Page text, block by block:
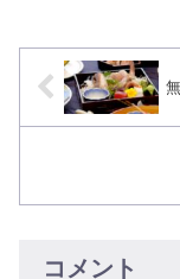
コメント